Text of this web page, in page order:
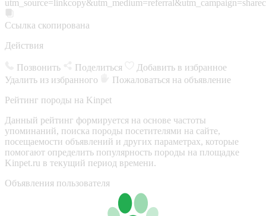
Ссылка скопирована
Действия
Позвонить Поделиться
Добавить в избранное
Удалить из избранного
Пожаловаться на объявление
Рейтинг породы на Kinpet
Данный рейтинг формируется на основе частоты
упоминаний, поиска породы посетителями на сайте,
посещаемости объявлений и других параметрах, которые
помогают определить популярность породы на площадке
Kinpet.ru в текущий период времени.
Объявления пользователя